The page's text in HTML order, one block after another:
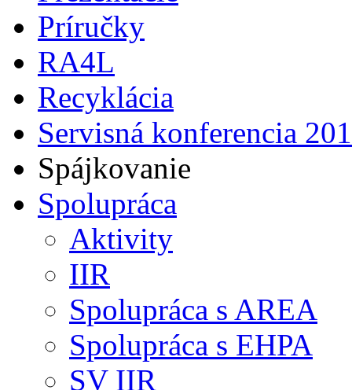
Príručky
RA4L
Recyklácia
Servisná konferencia
Spájkovanie
Spolupráca
Aktivity
IIR
Spolupráca s AREA
Spolupráca s EHPA
SV IIR